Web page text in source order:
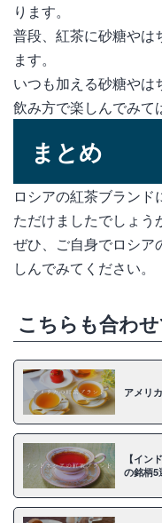
ります。
普段、紅茶に砂糖やは
ます。
いつも加える砂糖や
飲み方で楽しんでみて
まとめ
ロシアの紅茶ブラン
ただけましたでしょう
ぜひ、ご自身でロシア
しんでみてください。
こちらも合わ
アメリ
【イン
の銘柄5